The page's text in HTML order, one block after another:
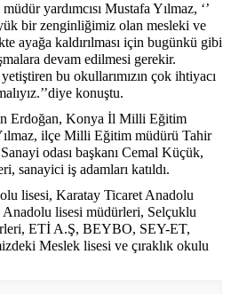
yardımcısı Mustafa Yılmaz, ‘’
bir zenginliğimiz olan mesleki ve
ayağa kaldırılması için bugünkü gibi
devam edilmesi gerekir.
bu okullarımızın çok ihtiyacı
konuştu.
Erdoğan, Konya İl Milli Eğitim
ilçe Milli Eğitim müdürü Tahir
odası başkanı Cemal Küçük,
sanayici iş adamları katıldı.
lisesi, Karatay Ticaret Anadolu
lisesi müdürleri, Selçuklu
ETİ A.Ş, BEYBO, SEY-ET,
Meslek lisesi ve çıraklık okulu